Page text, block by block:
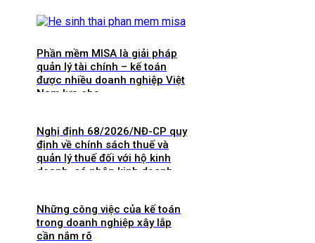
Phần mềm MISA là giải pháp
quản lý tài chính – kế toán
được nhiều doanh nghiệp Việt
Nam lựa chọ
Nghị định 68/2026/NĐ-CP quy
định về chính sách thuế và
quản lý thuế đối với hộ kinh
doanh, cá nhân kinh doanh
Những công việc của kế toán
trong doanh nghiệp xây lắp
cần nắm rõ